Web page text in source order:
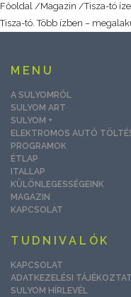
Főoldal /Magazin /Tisza-tó
Tisza-tó. Több ízben –
MENU
A SULYOMRÓL
SULYOM ART
SULYOM +
ELEKTROMOS AUTÓ
PROGRAMOK
ÉTLAP
ITALLAP
KÜLÖNLEGESSÉGEINK
MAGAZIN
KAPCSOLAT
TUDNIVALÓK
KAPCSOLAT
ADATKEZELÉSI
SULYOM HÍRLEVÉL